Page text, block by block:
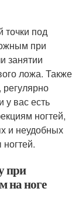
точки под
при
занятии
ложа. Также
регулярно
у вас есть
ногтей,
и неудобных
при
на ноге